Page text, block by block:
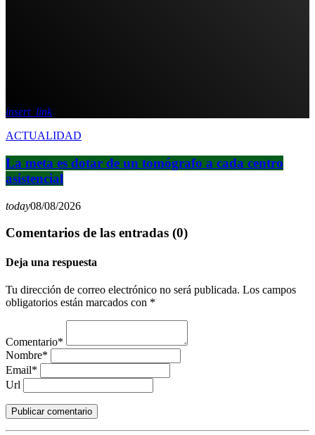
insert_link
ACTUALIDAD
La meta es dotar de un tomógrafo a cada centro
asistencial
today08/08/2026
Comentarios de las entradas (0)
Deja una respuesta
Tu dirección de correo electrónico no será publicada. Los campos
obligatorios están marcados con *
Comentario*
Nombre*
Email*
Url